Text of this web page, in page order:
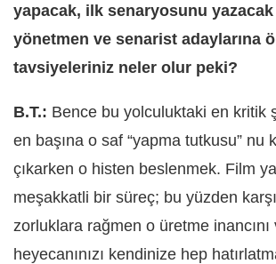
yapacak, ilk senaryosunu
yönetmen ve senarist adaylarına
tavsiyeleriniz neler olur peki?
B.T.: Bence bu yolculuktaki en kritik
en başına o saf “yapma tutkusu” nu
çıkarken o histen beslenmek. Film
meşakkatli bir süreç; bu yüzden
zorluklara rağmen o üretme inancını
heyecanınızı kendinize hep